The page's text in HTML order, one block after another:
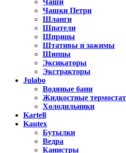
Чаши
Чашки Петри
Шланги
Шпатели
Шприцы
Штативы и зажимы
Щипцы
Эксикаторы
Экстракторы
Julabo
Водяные бани
Жидкостные
Холодильники
Kartell
Kautex
Бутылки
Ведра
Канистры